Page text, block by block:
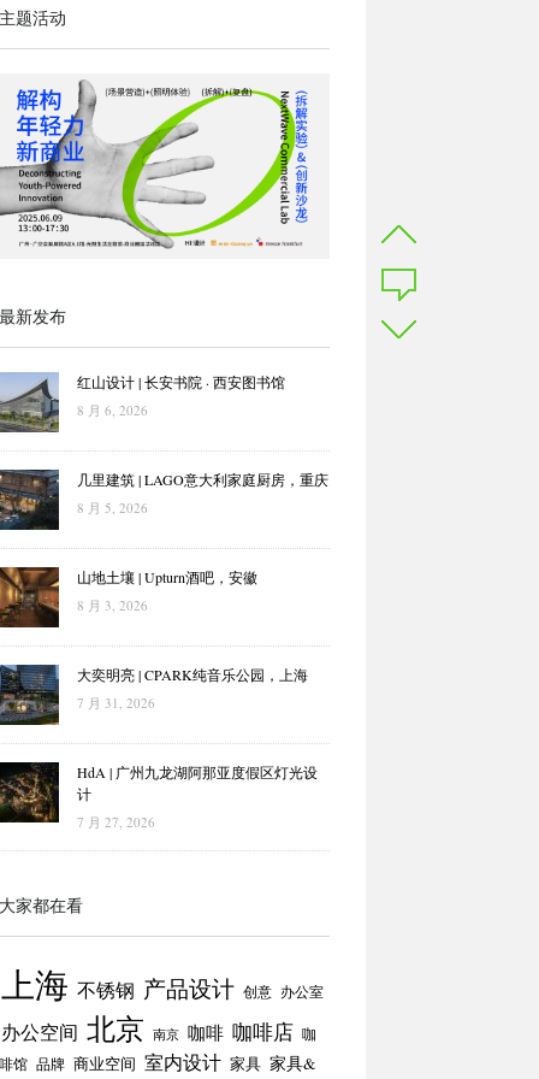
题活动
新发布
红山设计 | 长安书院 · 西安图书馆
8 月 6, 2026
几里建筑 | LAGO意大利家庭厨房，重庆
8 月 5, 2026
山地土壤 | Upturn酒吧，安徽
8 月 3, 2026
大奕明亮 | CPARK纯音乐公园，上海
7 月 31, 2026
HdA | 广州九龙湖阿那亚度假区灯光设
计
7 月 27, 2026
家都在看
上海 不锈钢 产品设计 创意 办公室
办公空间 北京 南京 咖啡 咖啡店 咖
馆 品牌 商业空间 室内设计 家具 家具&